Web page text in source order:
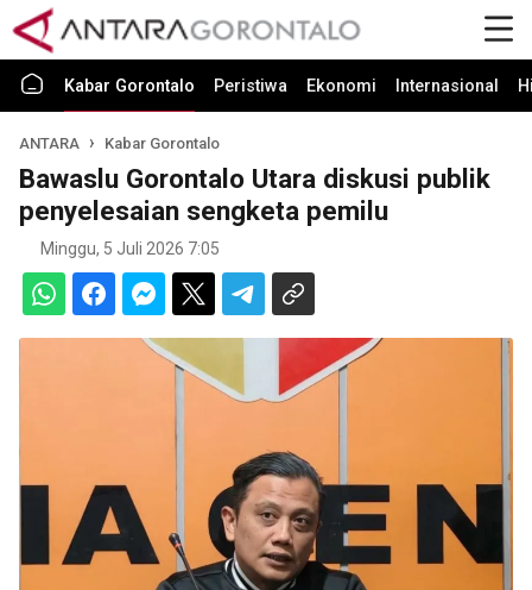
Kabar Gorontalo Peristiwa Ekonomi Internasional
ANTARA Kabar Gorontalo
Bawaslu Gorontalo Utara diskusi publik
penyelesaian sengketa pemilu
Minggu, 5 Juli 2026 7:05